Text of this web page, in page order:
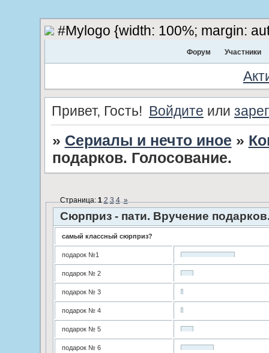
#Mylogo {width: 100%; margin:
Форум Участники
Привет, Гость! Войдите или
» Сериалы и нечто иное »
подарков. Голосование.
Сюрприз - пати. Вручение
Страница:1 2 3 4 »
самый классный сюрприз?
подарок №1
подарок № 2
подарок № 3
подарок № 4
подарок № 5
подарок № 6